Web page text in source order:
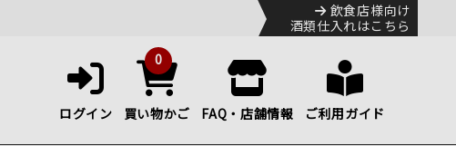
飲食店様向け
酒類仕入れはこちら
ログイン
0
買い物かご FAQ・店舗情報 ご利用ガイド